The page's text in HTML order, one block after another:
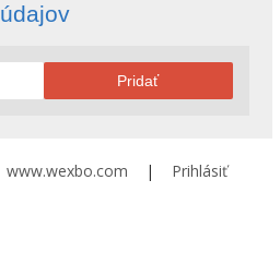
údajov
Pridať
www.wexbo.com | Prihlásiť